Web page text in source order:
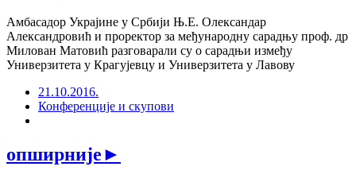
Амбасадор Украјине у Србији Њ.Е. Олександар
Александровић и проректор за међународну сарадњу проф. др
Милован Матовић разговарали су о сарадњи између
Универзитета у Крагујевцу и Универзитета у Лавову
21.10.2016.
Конференције и скупови
опширније►